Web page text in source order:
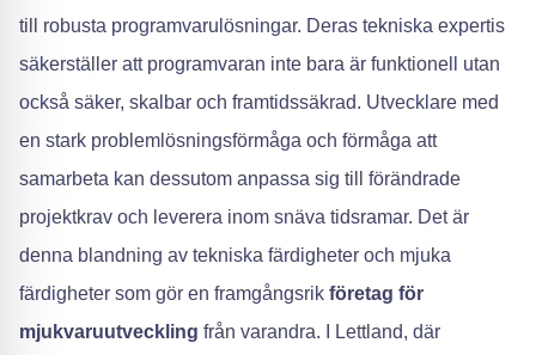
till robusta programvarulösningar. Deras tekniska expertis
säkerställer att programvaran inte bara är funktionell utan
också säker, skalbar och framtidssäkrad. Utvecklare med
en stark problemlösningsförmåga och förmåga att
samarbeta kan dessutom anpassa sig till förändrade
projektkrav och leverera inom snäva tidsramar. Det är
denna blandning av tekniska färdigheter och mjuka
färdigheter som gör en framgångsrik företag för
mjukvaruutveckling från varandra. I Lettland, där